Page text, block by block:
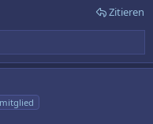
Zitieren